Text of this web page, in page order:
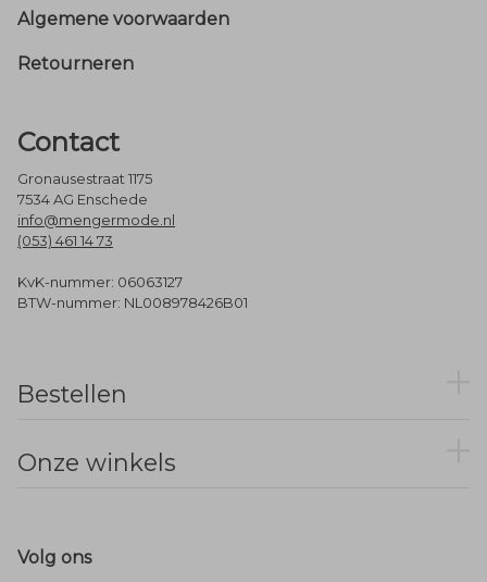
Footer
Algemene voorwaarden
Retourneren
Contact
Gronausestraat 1175
7534 AG Enschede
info@mengermode.nl
(053) 461 14 73
KvK-nummer: 06063127
BTW-nummer: NL008978426B01
Bestellen
Onze winkels
Volg ons